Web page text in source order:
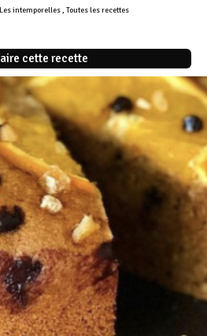
Les intemporelles, Toutes les recettes
cette recette